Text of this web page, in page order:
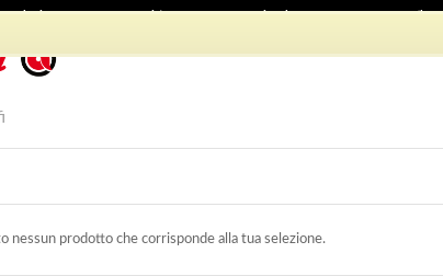
nessun prodotto che corrisponde alla tua selezione.